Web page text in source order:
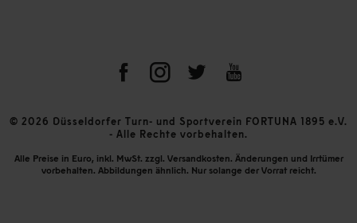
© 2026 Düsseldorfer Turn- und Sportverein FORTUNA 1895 e.V.
- Alle Rechte vorbehalten.
Alle Preise in Euro, inkl. MwSt. zzgl. Versandkosten. Änderungen und Irrtümer
vorbehalten. Abbildungen ähnlich. Nur solange der Vorrat reicht.